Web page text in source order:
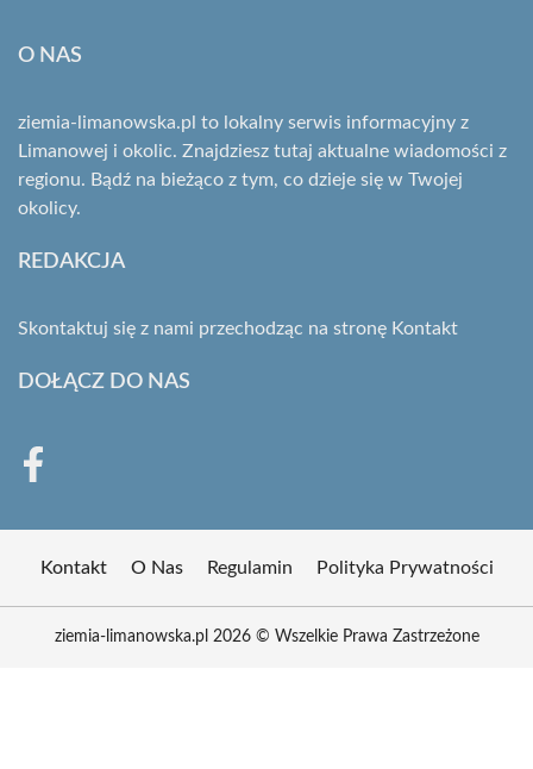
O NAS
ziemia-limanowska.pl to lokalny serwis informacyjny z
Limanowej i okolic. Znajdziesz tutaj aktualne wiadomości z
regionu. Bądź na bieżąco z tym, co dzieje się w Twojej
okolicy.
REDAKCJA
Skontaktuj się z nami przechodząc na stronę Kontakt
DOŁĄCZ DO NAS
Kontakt O Nas Regulamin Polityka Prywatności
ziemia-limanowska.pl 2026 © Wszelkie Prawa Zastrzeżone